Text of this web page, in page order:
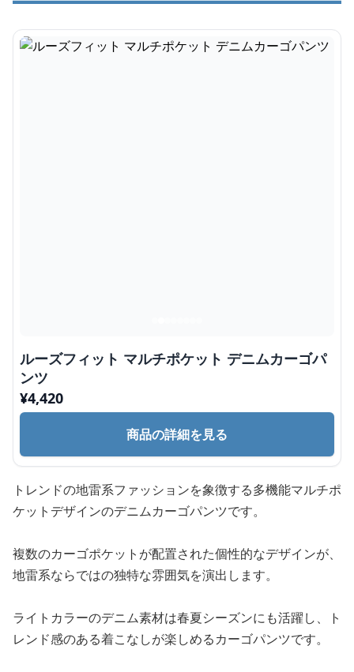
ルーズフィット マルチポケット デニムカーゴパ
ンツ
¥4,420
商品の詳細を見る
トレンドの地雷系ファッションを象徴する多機能マルチポ
ケットデザインのデニムカーゴパンツです。
複数のカーゴポケットが配置された個性的なデザインが、
地雷系ならではの独特な雰囲気を演出します。
ライトカラーのデニム素材は春夏シーズンにも活躍し、ト
レンド感のある着こなしが楽しめるカーゴパンツです。